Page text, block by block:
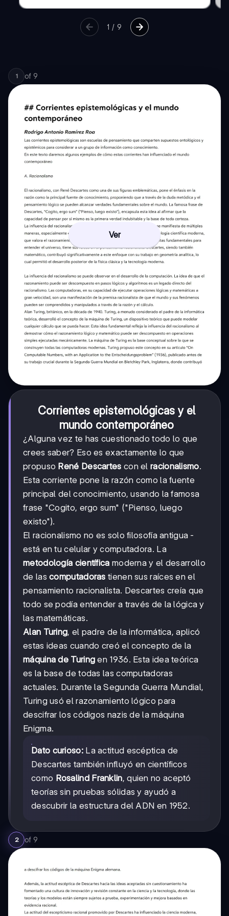
1 /9
1 of 9
Ver
Corrientes epistemológicas y el
mundo contemporáneo
¿Alguna vez te has cuestionado todo lo que
crees saber? Eso es exactamente lo que
propuso René Descartes con elracionalismo.
Esta corriente pone la razón como la fuente
principal del conocimiento, usando la famosa
frase "Cogito, ergo sum" ("Pienso, luego
existo").
El racionalismo no es solo filosofía antigua -
está en tu celular y computadora. La
metodología científica moderna y el desarrollo
de lascomputadoras tienen sus raíces en el
pensamiento racionalista. Descartes creía que
todo se podía entender a través de la lógica y
las matemáticas.
Alan Turing, el padre de la informática, aplicó
estas ideas cuando creó el concepto de la
máquina de Turing en 1936. Esta idea teórica
es la base de todas las computadoras
actuales. Durante la Segunda Guerra Mundial,
Turing usó el razonamiento lógico para
descifrar los códigos nazis de la máquina
Enigma.
Dato curioso:La actitud escéptica de
Descartes también influyó en científicos
como Rosalind Franklin, quien no aceptó
teorías sin pruebas sólidas y ayudó a
descubrir la estructura del ADN en 1952.
2 of 9